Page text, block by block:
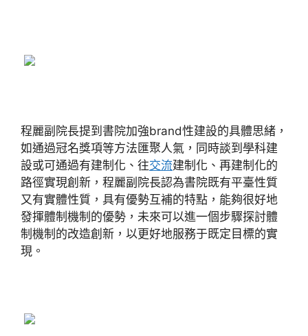
程麗副院長提到書院加強brand性建設的具體思緒，
如通過冠名獎項等方法匯聚人氣，同時談到學科建
設或可通過有建制化、往交流建制化、再建制化的
路徑實現創新，程麗副院長認為書院既有平臺性質
又有實體性質，具有優勢互補的特點，能夠很好地
發揮體制機制的優勢，未來可以進一個步驟探討體
制機制的改造創新，以更好地服務于既定目標的實
現。